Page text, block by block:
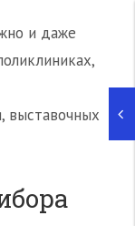
и даже
выставочных